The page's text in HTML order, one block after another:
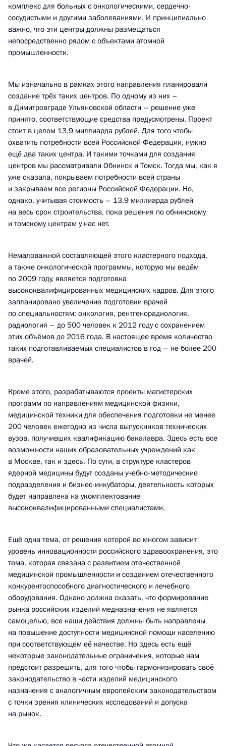
комплекс для больных с онкологическими, сердечно-
сосудистыми и другими заболеваниями. И принципиально
важно, что эти центры должны размещаться
непосредственно рядом с объектами атомной
промышленности.
Мы изначально в рамках этого направления планировали
создание трёх таких центров. По одному из них –
в Димитровграде Ульяновской области – решение уже
принято, соответствующие средства предусмотрены. Проект
стоит в целом 13,9 миллиарда рублей. Для того чтобы
охватить потребности всей Российской Федерации, нужно
ещё два таких центра. И такими точками для создания
центров мы рассматривали Обнинск и Томск. Тогда мы, как я
уже сказала, покрываем потребности всей страны
и закрываем все регионы Российской Федерации. Но,
однако, учитывая стоимость – 13,9 миллиарда рублей
на весь срок строительства, пока решения по обнинскому
и томскому центрам у нас нет.
Немаловажной составляющей этого кластерного подхода,
а также онкологической программы, которую мы ведём
по 2009 году, является подготовка
высококвалифицированных медицинских кадров. Для этого
запланировано увеличение подготовки врачей
по специальностям: онкология, рентгенорадиология,
радиология – до 500 человек к 2012 году с сохранением
этих объёмов до 2016 года. В настоящее время количество
таких подготавливаемых специалистов в год – не более 200
врачей.
Кроме этого, разрабатываются проекты магистерских
программ по направлениям медицинской физики,
медицинской техники для обеспечения подготовки не менее
200 человек ежегодно из числа выпускников технических
вузов, получивших квалификацию бакалавра. Здесь есть все
возможности наших образовательных учреждений как
в Москве, так и здесь. По сути, в структуре кластеров
ядерной медицины будут созданы учебно-методические
подразделения и бизнес-инкубаторы, деятельность которых
будет направлена на укомплектование
высококвалифицированными специалистами.
Ещё одна тема, от решения которой во многом зависит
уровень инновационности российского здравоохранения, это
тема, которая связана с развитием отечественной
медицинской промышленности и созданием отечественного
конкурентоспособного диагностического и лечебного
оборудования. Однако должна сказать, что формирование
рынка российских изделий медназначения не является
самоцелью, все наши действия должны быть направлены
на повышение доступности медицинской помощи населению
при соответствующем её качестве. Но здесь есть ещё
некоторые законодательные ограничения, которые нам
предстоит разрешить, для того чтобы гармонизировать своё
законодательство в части изделий медицинского
назначения с аналогичным европейским законодательством
с точки зрения клинических исследований и допуска
на рынок.